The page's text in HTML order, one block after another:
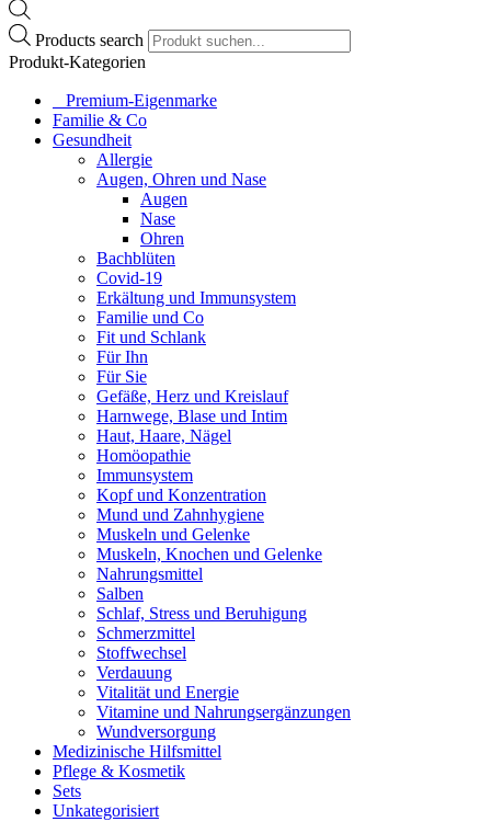
Products search
Produkt-Kategorien
⠀​Premium-Eigenmarke
Familie & Co
Gesundheit
Allergie
Augen, Ohren und Nase
Augen
Nase
Ohren
Bachblüten
Covid-19
Erkältung und Immunsystem
Familie und Co
Fit und Schlank
Für Ihn
Für Sie
Gefäße, Herz und Kreislauf
Harnwege, Blase und Intim
Haut, Haare, Nägel
Homöopathie
Immunsystem
Kopf und Konzentration
Mund und Zahnhygiene
Muskeln und Gelenke
Muskeln, Knochen und Gelenke
Nahrungsmittel
Salben
Schlaf, Stress und Beruhigung
Schmerzmittel
Stoffwechsel
Verdauung
Vitalität und Energie
Vitamine und Nahrungsergänzungen
Wundversorgung
Medizinische Hilfsmittel
Pflege & Kosmetik
Sets
Unkategorisiert